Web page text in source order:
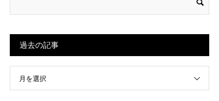
過去の記事
月を選択